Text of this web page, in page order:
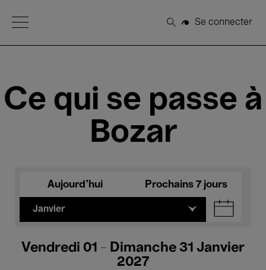
Open Menu
Rechercher
Se connecter
Ce qui se passe à
Bozar
Aujourd'hui Prochains 7 jours
Janvier
Vendredi 01 - Dimanche 31 Janvier
2027